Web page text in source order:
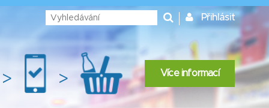
Přihlásit
> > Více informací